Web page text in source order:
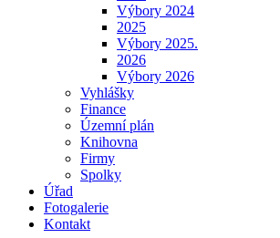
Výbory 2024
2025
Výbory 2025.
2026
Výbory 2026
Vyhlášky
Finance
Územní plán
Knihovna
Firmy
Spolky
Úřad
Fotogalerie
Kontakt